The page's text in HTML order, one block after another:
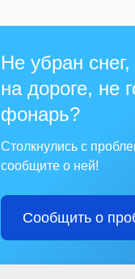
Не убран
на дороге, не
фонарь?
Столкнулись с
сообщите о ней!
Сообщить о